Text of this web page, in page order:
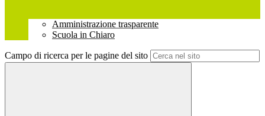
Amministrazione trasparente
Scuola in Chiaro
Campo di ricerca per le pagine del sito